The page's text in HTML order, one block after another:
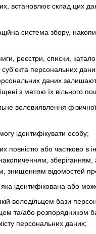
встановлює склад цих
система збору,
реєстри, списки,
суб’єкта персональних
даних
з метою їх вільного
волевиявлення
ідентифікувати особу;
повністю або частково
знищенням відомостей
ідентифікована або
володільцем бази
та/або розпорядником
персональних даних;